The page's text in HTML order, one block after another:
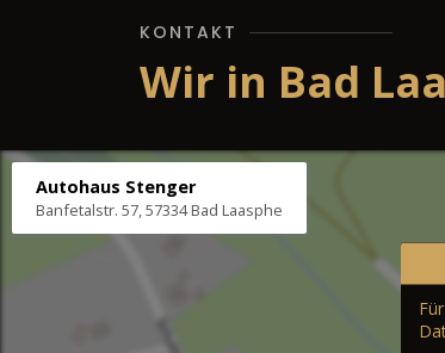
KONTAKT
Wir in Bad
Autohaus Stenger
Banfetalstr. 57, 57334 Bad Laasphe